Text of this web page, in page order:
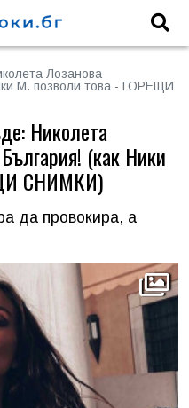
Лозанова
М. позволи това - ГОРЕЩИ
Николета
(как Ники
СНИМКИ)
да провокира, а